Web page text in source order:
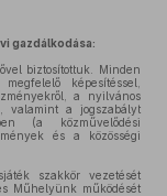
gazdálkodása:
biztosítottuk. Minden
képesítéssel,
a nyilvános
valamint a jogszabályt
(a közművelődési
és a közösségi
szakkör vezetését
Műhelyünk működését